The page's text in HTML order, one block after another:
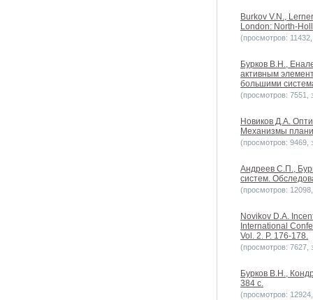
Burkov V.N.,
London: North-
(просмотров:
Бурков B.H.,
активным
большими
(просмотров: 7551,
Новиков Д.А.
Механизмы
(просмотров: 9469,
Андреев С.П.,
систем.
(просмотров:
Novikov D.A.
International
Vol. 2. P. 176-178.
(просмотров: 7627,
Бурков В.Н.,
384 с.
(просмотров: